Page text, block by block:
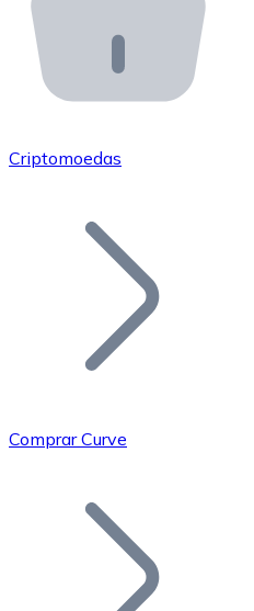
API Bitnovo
Integre nossa API no seu
Junte-se à nossa rede
Adicione o token do
Bitcoin
Criptomoedas
Comprar Curve